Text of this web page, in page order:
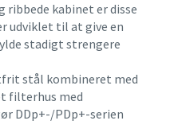
ribbede kabinet er disse
udviklet til at give en
stadigt strengere
stål kombineret med
filterhus med
DDp+-/PDp+-serien